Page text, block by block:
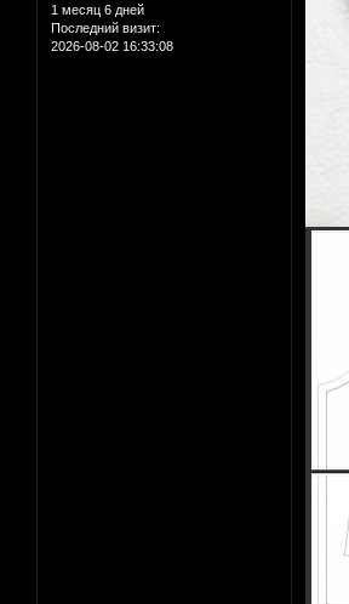
1 месяц 6 дней
Последний визит:
2026-08-02 16:33:08